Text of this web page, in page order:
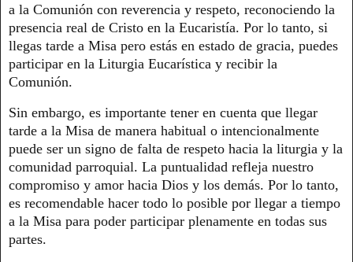
a la Comunión con reverencia y respeto, reconociendo la
presencia real de Cristo en la Eucaristía. Por lo tanto, si
llegas tarde a Misa pero estás en estado de gracia, puedes
participar en la Liturgia Eucarística y recibir la
Comunión.
Sin embargo, es importante tener en cuenta que llegar
tarde a la Misa de manera habitual o intencionalmente
puede ser un signo de falta de respeto hacia la liturgia y la
comunidad parroquial. La puntualidad refleja nuestro
compromiso y amor hacia Dios y los demás. Por lo tanto,
es recomendable hacer todo lo posible por llegar a tiempo
a la Misa para poder participar plenamente en todas sus
partes.